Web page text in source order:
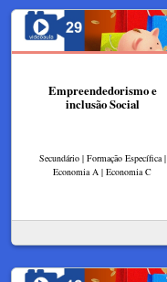
Empreendedorismo e
inclusão Social
Secundário | Formação Específica |
Economia A | Economia C